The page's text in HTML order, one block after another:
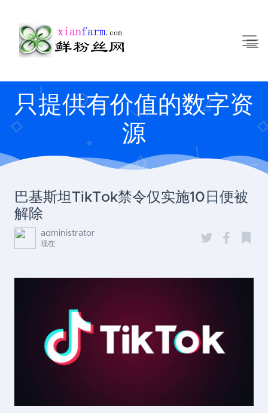
只提供有价值的数字资
源
巴基斯坦TikTok禁令仅实施10日便被
解除
administrator
现在